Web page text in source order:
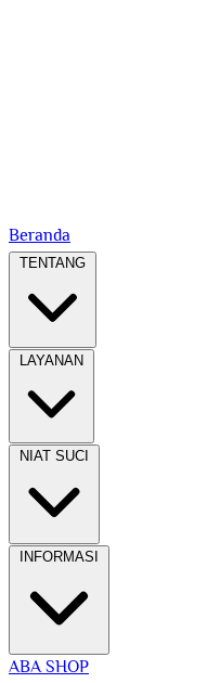
Beranda
TENTANG
LAYANAN
NIAT SUCI
INFORMASI
ABA SHOP